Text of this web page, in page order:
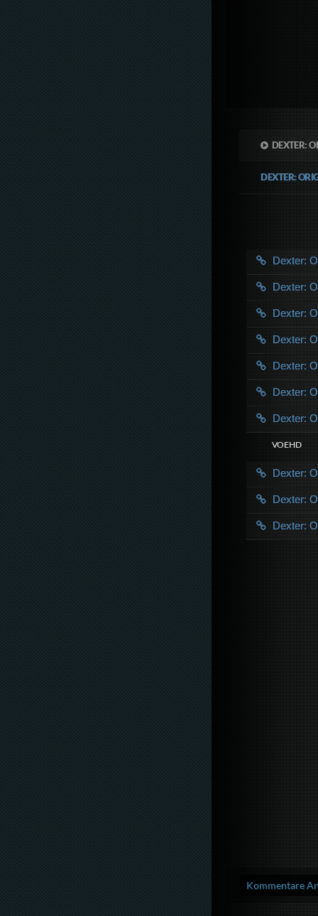
DEXTER:
DEXTER:
Dexter:
Dexter:
Dexter:
Dexter:
Dexter:
Dexter:
Dexter:
VOE HD
Dexter:
Dexter:
Dexter:
Kommentare